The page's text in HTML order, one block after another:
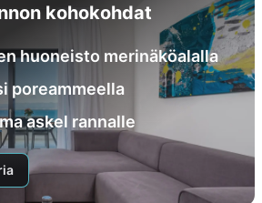
kohokohdat
huoneisto merinäköalalla
poreammeella
askel rannalle